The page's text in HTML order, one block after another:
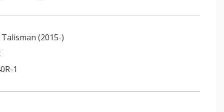
Talisman (2015-)
1